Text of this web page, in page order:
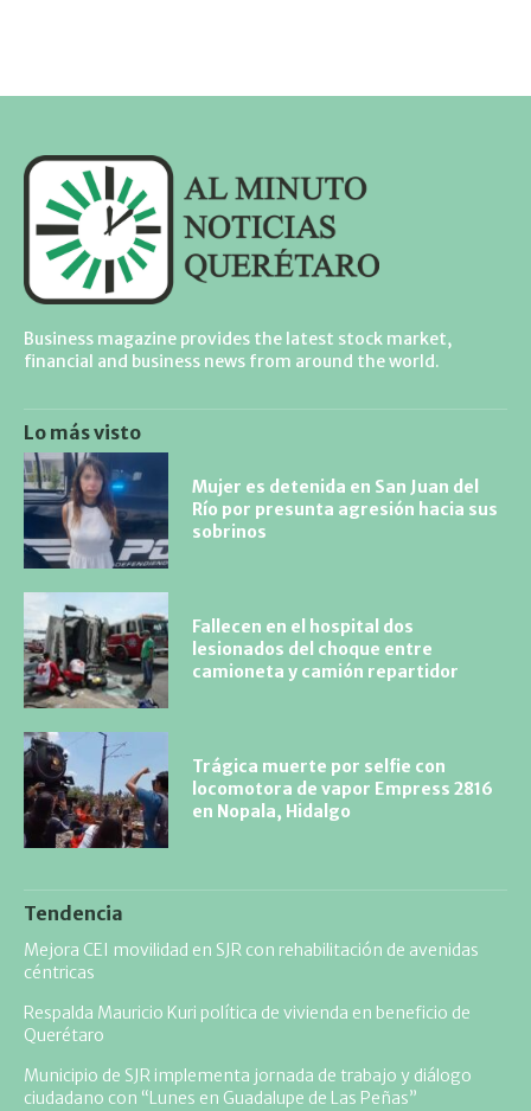
Business magazine provides the latest stock market,
financial and business news from around the world.
Lo más visto
Mujer es detenida en San Juan del
Río por presunta agresión hacia sus
sobrinos
Fallecen en el hospital dos
lesionados del choque entre
camioneta y camión repartidor
Trágica muerte por selfie con
locomotora de vapor Empress 2816
en Nopala, Hidalgo
Tendencia
Mejora CEI movilidad en SJR con rehabilitación de avenidas
céntricas
Respalda Mauricio Kuri política de vivienda en beneficio de
Querétaro
Municipio de SJR implementa jornada de trabajo y diálogo
ciudadano con “Lunes en Guadalupe de Las Peñas”